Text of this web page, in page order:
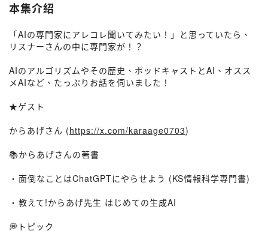
本集介紹
「AIの専門家にアレコレ聞いてみたい！」と思っていたら、
リスナーさんの中に専門家が！？
AIのアルゴリズムやその歴史、ポッドキャストとAI、オスス
メAIなど、たっぷりお話を伺いました！
★ゲスト
からあげさん (https://x.com/karaage0703)
📚からあげさんの著書
・⁠面倒なことはChatGPTにやらせよう (KS情報科学専門書) ⁠
・⁠教えて!からあげ先生 はじめての生成AI⁠
💭トピック